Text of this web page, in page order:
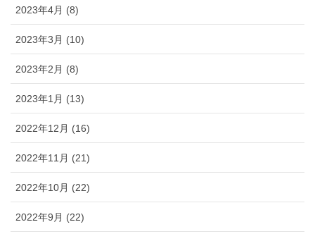
2023年4月 (8)
2023年3月 (10)
2023年2月 (8)
2023年1月 (13)
2022年12月 (16)
2022年11月 (21)
2022年10月 (22)
2022年9月 (22)